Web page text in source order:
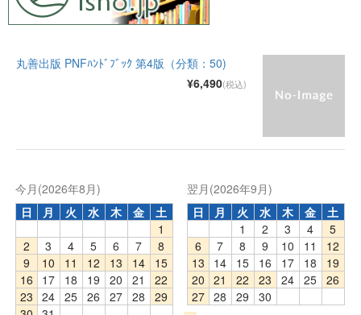
丸善出版 PNFﾊﾝﾄﾞﾌﾞｯｸ 第4版（分類：50)
¥6,490(税込)
今月(2026年8月)
日
月 火 水 木 金
土
1
2
3 4 5 6 7
8
9
10 11 12 13 14
15
16
17 18 19 20 21
22
23
24 25 26 27 28
29
翌月(2026年9月)
日
月 火 水 木 金
土
1
2 3 4
5
6
7 8 9 10 11
12
13
14 15 16 17 18
19
20
21 22 23 24 25
26
27 28 29
30